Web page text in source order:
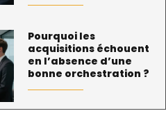
Pourquoi les
acquisitions échouent
en l’absence d’une
bonne orchestration ?